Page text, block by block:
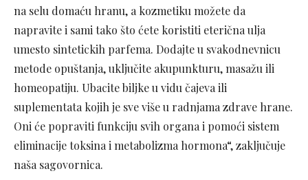
na selu domaću hranu, a kozmetiku možete da
napravite i sami tako što ćete koristiti eterična ulja
umesto sintetickih parfema. Dodajte u svakodnevnicu
metode opuštanja, uključite akupunkturu, masažu ili
homeopatiju. Ubacite biljke u vidu čajeva ili
suplementata kojih je sve više u radnjama zdrave hrane.
Oni će popraviti funkciju svih organa i pomoći sistem
eliminacije toksina i metabolizma hormona“, zaključuje
naša sagovornica.